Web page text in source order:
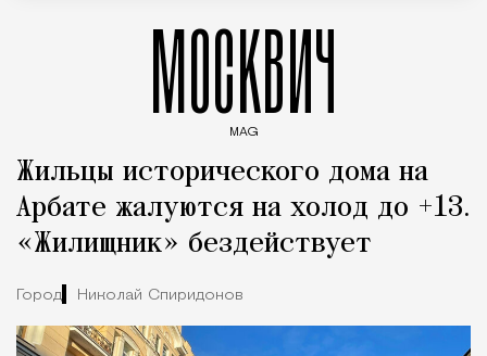
МОСКВИЧ
MAG
Жильцы исторического дома на
Арбате жалуются на холод до +13.
«Жилищник» бездействует
Город Николай Спиридонов